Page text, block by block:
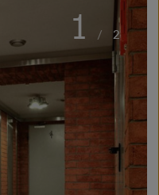
1 / 2